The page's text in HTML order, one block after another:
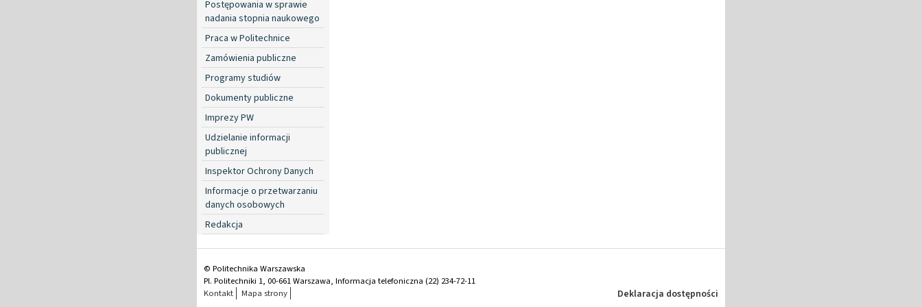
Postępowania w sprawie
nadania stopnia naukowego
Praca w Politechnice
Zamówienia publiczne
Programy studiów
Dokumenty publiczne
Imprezy PW
Udzielanie informacji
publicznej
Inspektor Ochrony Danych
Informacje o przetwarzaniu
danych osobowych
Redakcja
© Politechnika Warszawska
Pl. Politechniki 1, 00-661 Warszawa, Informacja telefoniczna (22) 234-72-11
Kontakt
Mapa strony Deklaracja dostępności